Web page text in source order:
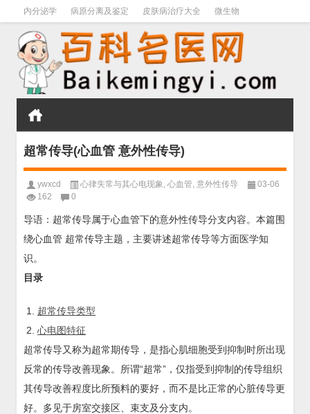
内分泌学 病原分离及鉴定 皮肤病治疗大全 微生物
皮肤病学 男科学 血液病学 心血管 口腔医学 禁戒毒品
超常传导(心血管 意外性传导)
ywxcd 心律失常与其心电现象, 心血管, 意外性传导
03-06
162
0
导语：超常传导属于心血管下的意外性传导分支内容。本篇围
绕心血管 超常传导主题，主要讲述超常传导等方面医学知
识。
目录
超常传导类型
心电图特征
超常传导又称为超常期传导，是指心肌细胞受到抑制时所出现
反常的传导改善现象。所谓“超常”，仅指受到抑制的传导组织
其传导改善程度比所预料的要好，而不是比正常的心脏传导更
好。多见于房室交接区、束支及分支内。